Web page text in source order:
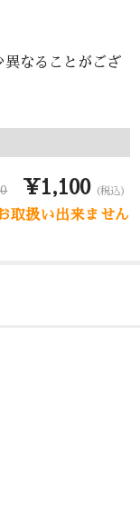
なることがござ
¥1,100（税込）
取扱い出来ません